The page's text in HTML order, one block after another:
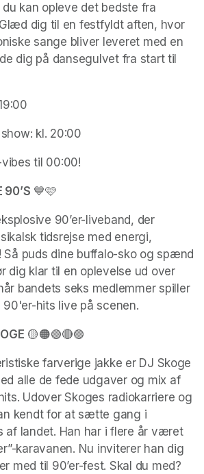
kan opleve det bedste fra
dig til en festfyldt aften, hvor
sange bliver leveret med en
dig på dansegulvet fra start til
kl. 20:00
vibes til 00:00!
90’S 💙🩷
90’er-liveband, der
tidsrejse med energi,
Så puds dine buffalo-sko og spænd
dig klar til en oplevelse ud over
bandets seks medlemmer spiller
90'er-hits live på scenen.
🟡🟠🟢🔴🟣
farverige jakke er DJ Skoge
alle de fede udgaver og mix af
Udover Skoges radiokarriere og
kendt for at sætte gang i
landet. Han har i flere år været
karavanen. Nu inviterer han dig
med til 90’er-fest. Skal du med?